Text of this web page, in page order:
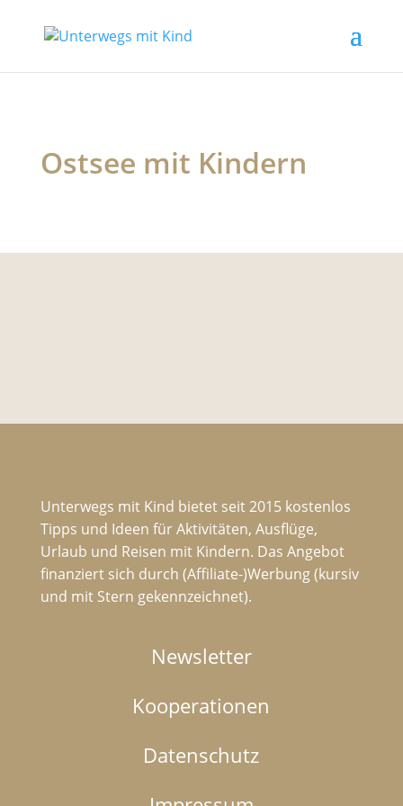
Ostsee mit Kindern
Unterwegs mit Kind bietet seit 2015 kostenlos
Tipps und Ideen für Aktivitäten, Ausflüge,
Urlaub und Reisen mit Kindern. Das Angebot
finanziert sich durch (Affiliate-)Werbung (kursiv
und mit Stern gekennzeichnet).
Newsletter
Kooperationen
Datenschutz